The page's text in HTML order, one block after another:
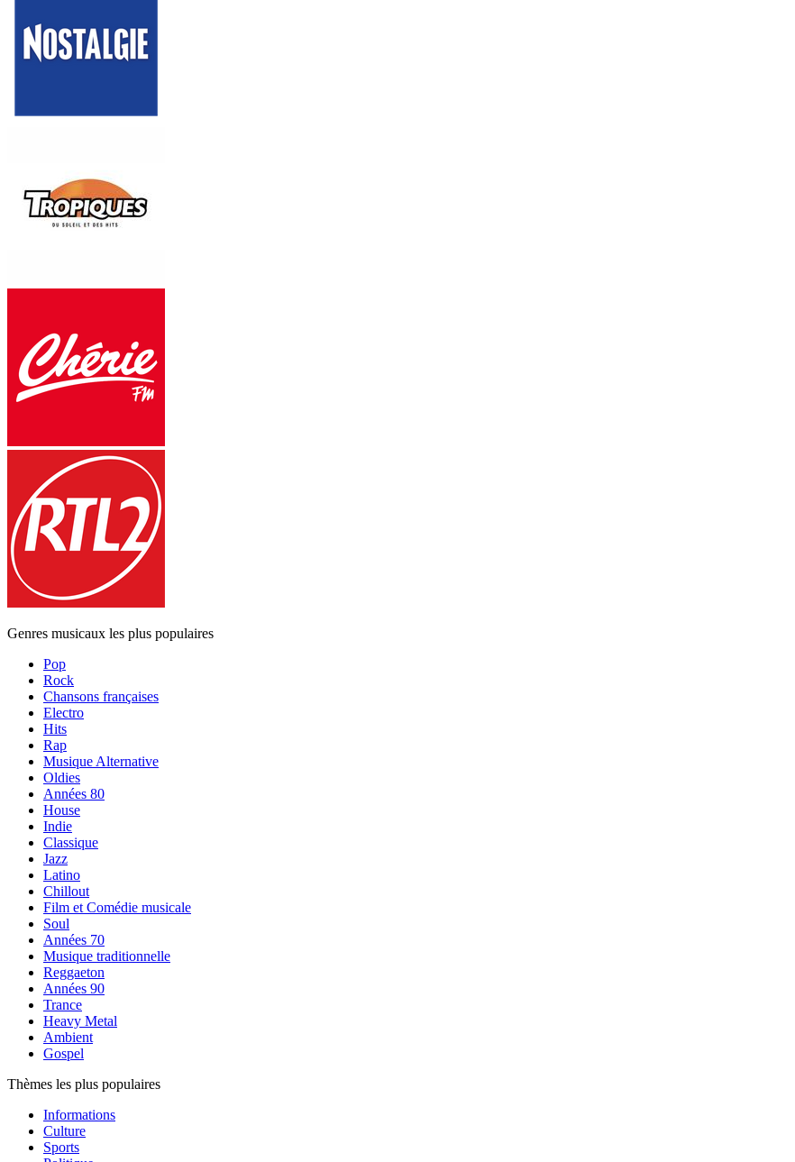
Genres musicaux les plus populaires
Pop
Rock
Chansons françaises
Electro
Hits
Rap
Musique Alternative
Oldies
Années 80
House
Indie
Classique
Jazz
Latino
Chillout
Film et Comédie musicale
Soul
Années 70
Musique traditionnelle
Reggaeton
Années 90
Trance
Heavy Metal
Ambient
Gospel
Thèmes les plus populaires
Informations
Culture
Sports